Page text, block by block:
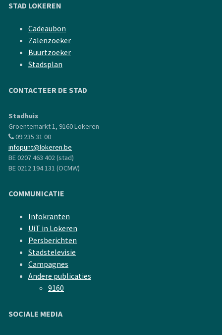
STAD LOKEREN
Cadeaubon
Zalenzoeker
Buurtzoeker
Stadsplan
CONTACTEER DE STAD
Stadhuis
Groentemarkt 1, 9160 Lokeren
09 235 31 00
infopunt@lokeren.be
BE 0207 463 402 (stad)
BE 0212 194 131 (OCMW)
COMMUNICATIE
Infokranten
UiT in Lokeren
Persberichten
Stadstelevisie
Campagnes
Andere publicaties
9160
SOCIALE MEDIA